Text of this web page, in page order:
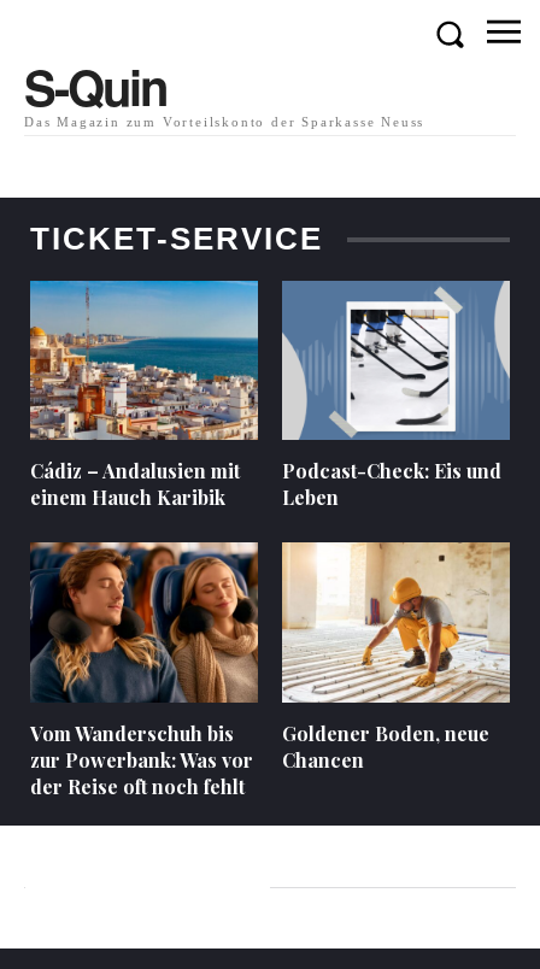
S-Quin
Das Magazin zum Vorteilskonto der Sparkasse Neuss
TICKET-SERVICE
Cádiz – Andalusien mit
einem Hauch Karibik
Podcast-Check: Eis und
Leben
Vom Wanderschuh bis
zur Powerbank: Was vor
der Reise oft noch fehlt
Goldener Boden, neue
Chancen